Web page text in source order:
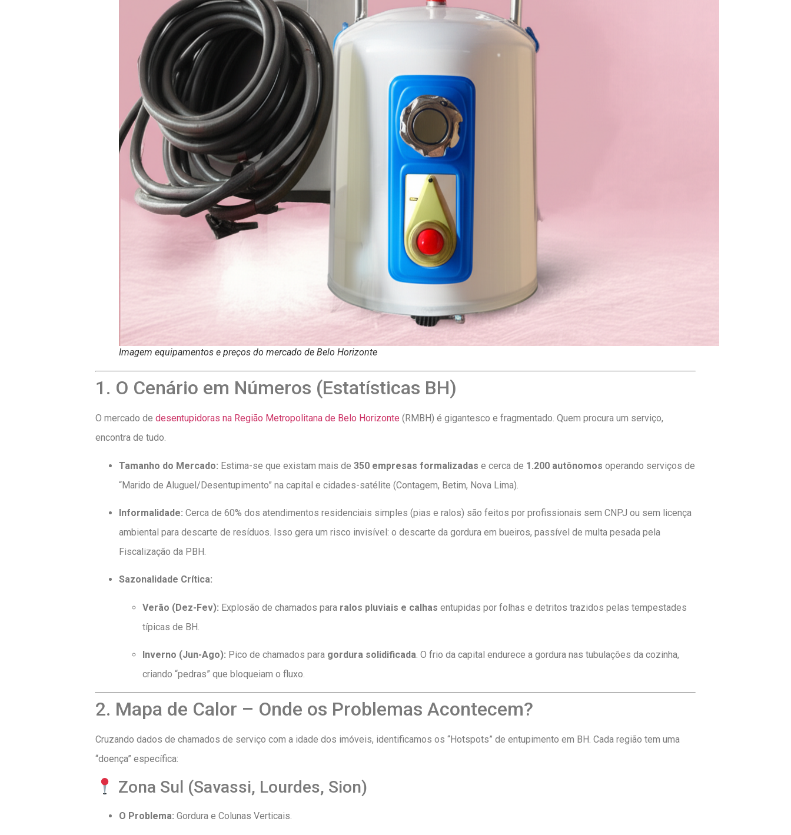
Imagem equipamentos e preços do mercado de Belo Horizonte
1. O Cenário em Números (Estatísticas BH)
O mercado de desentupidoras na Região Metropolitana de Belo Horizonte (RMBH) é gigantesco e fragmentado. Quem procura um serviço,
encontra de tudo.
Tamanho do Mercado: Estima-se que existam mais de 350 empresas formalizadas e cerca de 1.200 autônomos operando serviços de
“Marido de Aluguel/Desentupimento” na capital e cidades-satélite (Contagem, Betim, Nova Lima).
Informalidade: Cerca de 60% dos atendimentos residenciais simples (pias e ralos) são feitos por profissionais sem CNPJ ou sem licença
ambiental para descarte de resíduos. Isso gera um risco invisível: o descarte da gordura em bueiros, passível de multa pesada pela
Fiscalização da PBH.
Sazonalidade Crítica:
Verão (Dez-Fev): Explosão de chamados para ralos pluviais e calhas entupidas por folhas e detritos trazidos pelas tempestades
típicas de BH.
Inverno (Jun-Ago): Pico de chamados para gordura solidificada. O frio da capital endurece a gordura nas tubulações da cozinha,
criando “pedras” que bloqueiam o fluxo.
2. Mapa de Calor – Onde os Problemas Acontecem?
Cruzando dados de chamados de serviço com a idade dos imóveis, identificamos os “Hotspots” de entupimento em BH. Cada região tem uma
“doença” específica:
Zona Sul (Savassi, Lourdes, Sion)
O Problema: Gordura e Colunas Verticais.